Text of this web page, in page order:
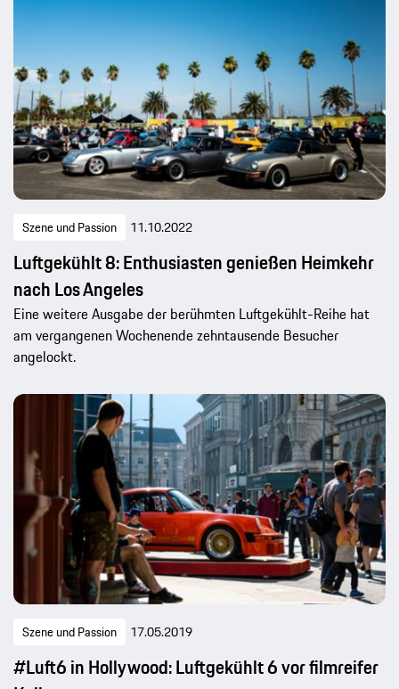
Szene und Passion 11.10.2022
Luftgekühlt 8: Enthusiasten genießen Heimkehr
nach Los Angeles
Eine weitere Ausgabe der berühmten Luftgekühlt-Reihe hat
am vergangenen Wochenende zehntausende Besucher
angelockt.
Szene und Passion 17.05.2019
#Luft6 in Hollywood: Luftgekühlt 6 vor filmreifer